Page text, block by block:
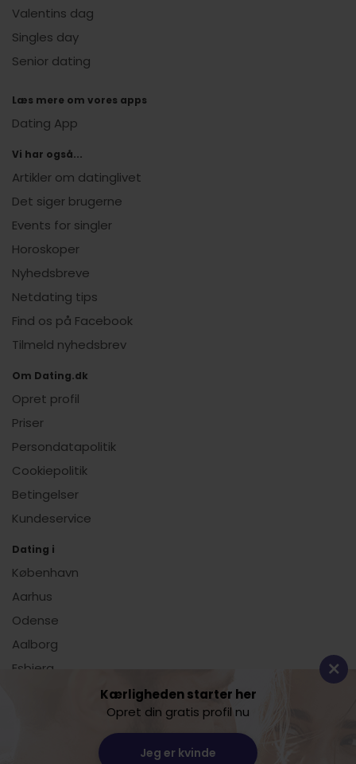
Valentins dag
Singles day
Senior dating
Læs mere om vores apps
Dating App
Vi har også...
Artikler om datinglivet
Det siger brugerne
Events for singler
Horoskoper
Nyhedsbreve
Netdating tips
Find os på Facebook
Tilmeld nyhedsbrev
Om Dating.dk
Opret profil
Priser
Persondatapolitik
Cookiepolitik
Betingelser
Kundeservice
Dating i
København
Aarhus
Odense
Aalborg
Esbjerg
Lille Sct. Hans Gade 11
Kærligheden starter her
Opret din gratis profil nu
Jeg er kvinde